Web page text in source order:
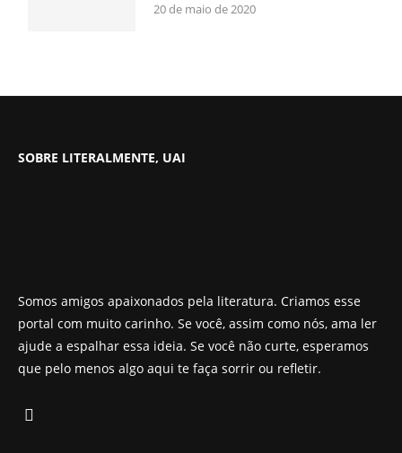
20 de maio de 2020
SOBRE LITERALMENTE, UAI
Somos amigos apaixonados pela literatura. Criamos esse
portal com muito carinho. Se você, assim como nós, ama ler
ajude a espalhar essa ideia. Se você não curte, esperamos
que pelo menos algo aqui te faça sorrir ou refletir.